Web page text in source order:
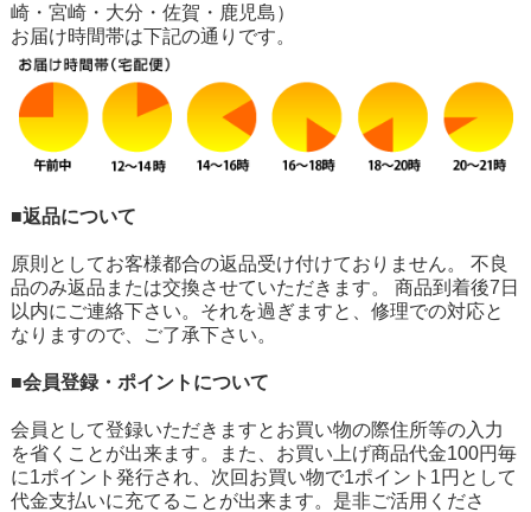
崎・宮崎・大分・佐賀・鹿児島）
お届け時間帯は下記の通りです。
■返品について
原則としてお客様都合の返品受け付けておりません。 不良
品のみ返品または交換させていただきます。 商品到着後7日
以内にご連絡下さい。それを過ぎますと、修理での対応と
なりますので、ご了承下さい。
■会員登録・ポイントについて
会員として登録いただきますとお買い物の際住所等の入力
を省くことが出来ます。また、お買い上げ商品代金100円毎
に1ポイント発行され、次回お買い物で1ポイント1円として
代金支払いに充てることが出来ます。是非ご活用くださ